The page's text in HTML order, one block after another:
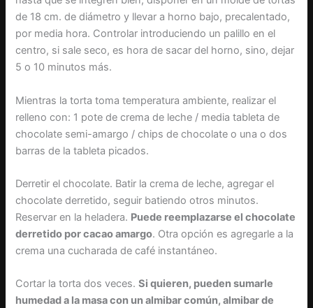
de 18 cm. de diámetro y llevar a horno bajo, precalentado,
por media hora. Controlar introduciendo un palillo en el
centro, si sale seco, es hora de sacar del horno, sino, dejar
5 o 10 minutos más.
Mientras la torta toma temperatura ambiente, realizar el
relleno con: 1 pote de crema de leche / media tableta de
chocolate semi-amargo / chips de chocolate o una o dos
barras de la tableta picados.
Derretir el chocolate. Batir la crema de leche, agregar el
chocolate derretido, seguir batiendo otros minutos.
Reservar en la heladera. Puede reemplazarse el chocolate
derretido por cacao amargo. Otra opción es agregarle a la
crema una cucharada de café instantáneo.
Cortar la torta dos veces.Si quieren, pueden sumarle
humedad a la masa con un almibar común, almibar de